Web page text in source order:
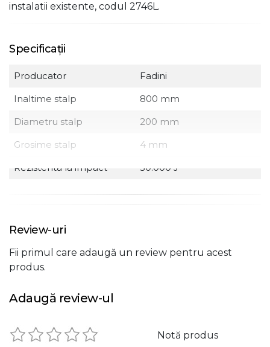
instalatii existente, codul 2746L.
Specificații
Producator
Fadini
Inaltime stalp
800 mm
Diametru stalp
200 mm
Grosime stalp
4 mm
Rezistenta la impact
30.000 J
Timp coborare
Review-uri
Fii primul care adaugă un review pentru acest
produs.
Adaugă review-ul
Notă produs